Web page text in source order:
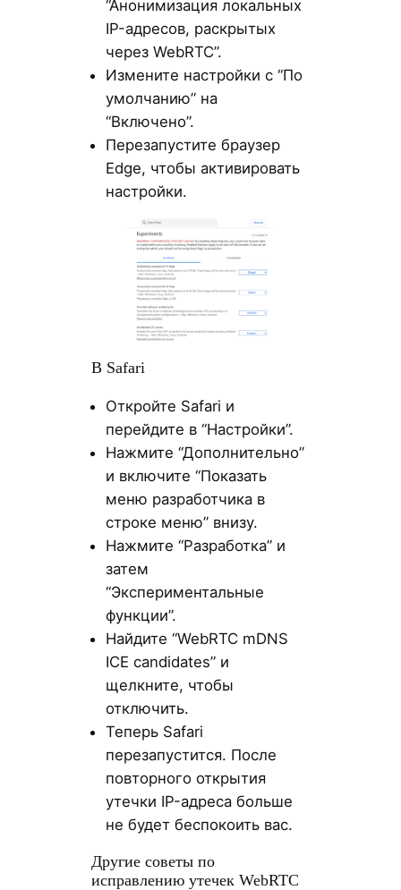
“Анонимизация локальных
IP-адресов, раскрытых
через WebRTC”.
Измените настройки с “По
умолчанию” на
“Включено”.
Перезапустите браузер
Edge, чтобы активировать
настройки.
В Safari
Откройте Safari и
перейдите в “Настройки”.
Нажмите “Дополнительно”
и включите “Показать
меню разработчика в
строке меню” внизу.
Нажмите “Разработка” и
затем
“Экспериментальные
функции”.
Найдите “WebRTC mDNS
ICE candidates” и
щелкните, чтобы
отключить.
Теперь Safari
перезапустится. После
повторного открытия
утечки IP-адреса больше
не будет беспокоить вас.
Другие советы по
исправлению утечек WebRTC